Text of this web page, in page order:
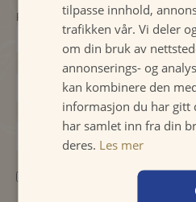
Påkrevde felter er merket med*
Bedriftsarrangement?
tilpasse innhold,
trafikken vår. Vi deler
om din bruk av
annonserings- og
kan kombinere den
informasjon du har gitt
har samlet inn fra din
deres. Les mer